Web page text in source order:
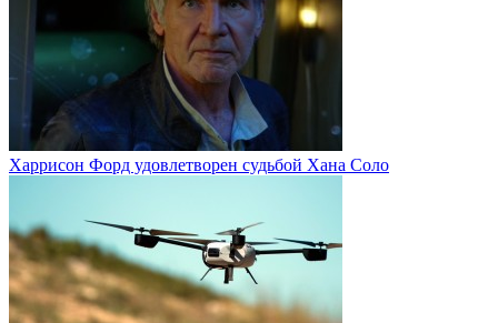
Харрисон Форд удовлетворен судьбой Хана Соло